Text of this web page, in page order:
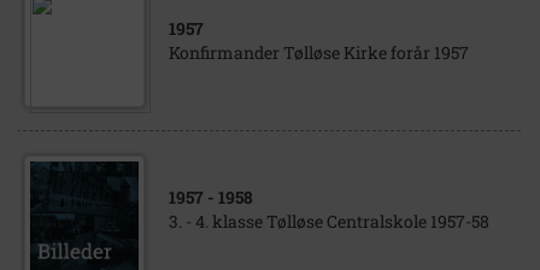
1957
Konfirmander Tølløse Kirke forår 1957
1957 - 1958
3. - 4. klasse Tølløse Centralskole 1957-58